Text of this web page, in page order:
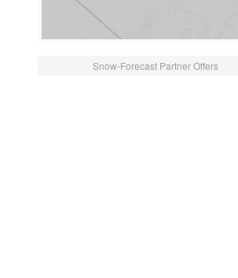
Snow-Forecast Partner Offers